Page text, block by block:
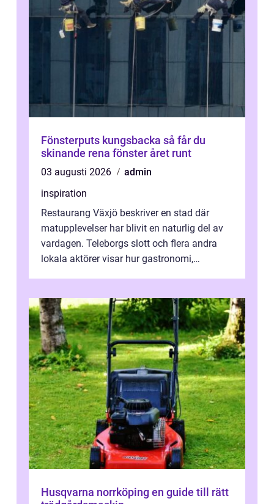
Fönsterputs kungsbacka så får du
skinande rena fönster året runt
03 augusti 2026
admin
inspiration
Restaurang Växjö beskriver en stad där
matupplevelser har blivit en naturlig del av
vardagen. Teleborgs slott och flera andra
lokala aktörer visar hur gastronomi,
Husqvarna norrköping en guide till rätt